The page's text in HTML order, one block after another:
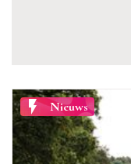
flash_on Nieuws